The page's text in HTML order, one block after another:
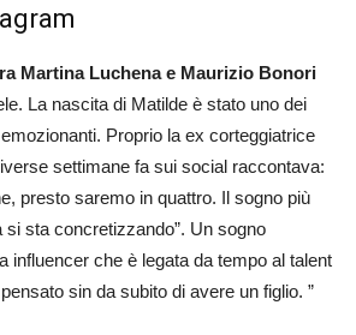
Martina Luchena e Maurizio Bonori
La nascita di Matilde è stato uno dei
Proprio la ex corteggiatrice
settimane fa sui social raccontava:
presto saremo in quattro. Il sogno più
si sta concretizzando”. Un sogno
influencer che è legata da tempo al talent
sin da subito di avere un figlio. ”